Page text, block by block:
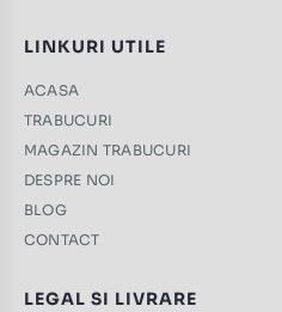
LINKURI UTILE
ACASA
TRABUCURI
MAGAZIN TRABUCURI
DESPRE NOI
BLOG
CONTACT
LEGAL SI LIVRARE